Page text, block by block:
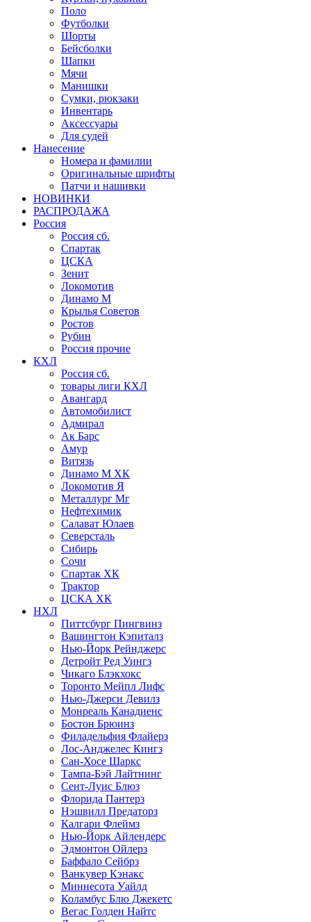
Поло
Футболки
Шорты
Бейсболки
Шапки
Мячи
Манишки
Сумки, рюкзаки
Инвентарь
Аксессуары
Для судей
Нанесение
Номера и фамилии
Оригинальные шрифты
Патчи и нашивки
НОВИНКИ
РАСПРОДАЖА
Россия
Россия сб.
Спартак
ЦСКА
Зенит
Локомотив
Динамо М
Крылья Советов
Ростов
Рубин
Россия прочие
КХЛ
Россия сб.
товары лиги КХЛ
Авангард
Автомобилист
Адмирал
Ак Барс
Амур
Витязь
Динамо М ХК
Локомотив Я
Металлург Мг
Нефтехимик
Салават Юлаев
Северсталь
Сибирь
Сочи
Спартак ХК
Трактор
ЦСКА ХК
НХЛ
Питтсбург Пингвинз
Вашингтон Кэпиталз
Нью-Йорк Рейнджерс
Детройт Ред Уингз
Чикаго Блэкхокс
Торонто Мейпл Лифс
Нью-Джерси Девилз
Монреаль Канадиенс
Бостон Брюинз
Филадельфия Флайерз
Лос-Анджелес Кингз
Сан-Хосе Шаркс
Тампа-Бэй Лайтнинг
Сент-Луис Блюз
Флорида Пантерз
Нэшвилл Предаторз
Калгари Флеймз
Нью-Йорк Айлендерс
Эдмонтон Ойлерз
Баффало Сейбрз
Ванкувер Кэнакс
Миннесота Уайлд
Коламбус Блю Джекетс
Вегас Голден Найтс